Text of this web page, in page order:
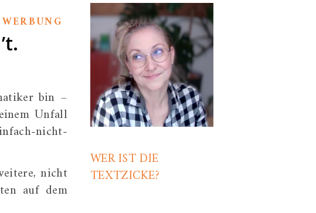
WERBUNG
bin –
Unfall
nicht-
nicht
auf dem
WER IST DIE
TEXTZICKE?